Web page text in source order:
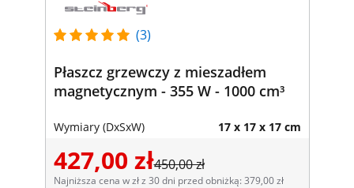
(3)
Płaszcz grzewczy z mieszadłem
magnetycznym - 355 W - 1000 cm³
Wymiary (DxSxW) 17 x 17 x 17 cm
427,00 zł450,00 zł
Najniższa cena w zł z 30 dni przed obniżką: 379,00 zł